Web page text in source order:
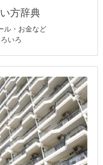
方辞典
ル・お金など
いろ